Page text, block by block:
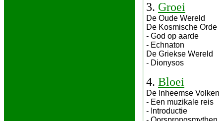
3. Groei
De Oude Wereld
De Kosmische Orde
- God op aarde
- Echnaton
De Griekse Wereld
- Dionysos
4. Bloei
De Inheemse Volken
- Een muzikale reis
- Introductie